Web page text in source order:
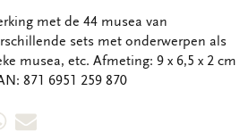
met de 44 musea van
sets met onderwerpen als
musea, etc. Afmeting: 9 x 6,5 x 2 cm
871 6951 259 870
DeelDeel